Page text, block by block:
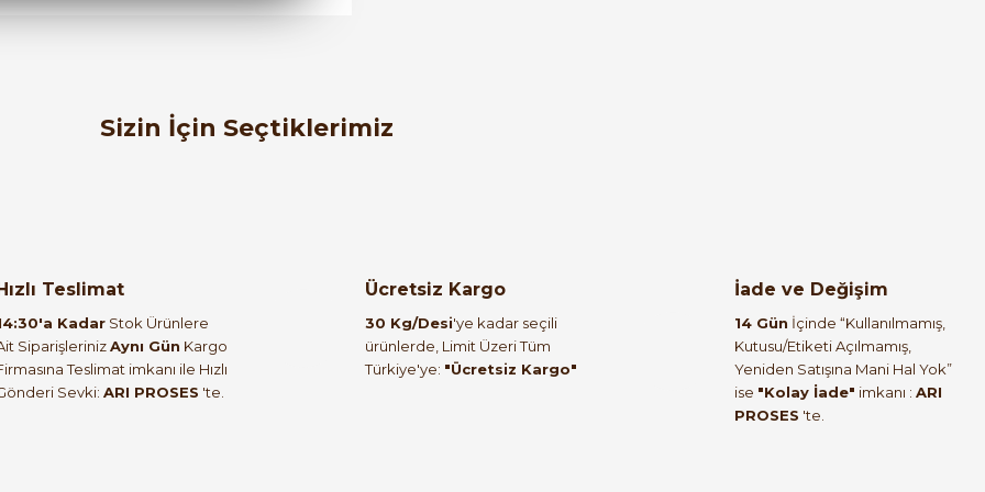
Sizin İçin Seçtiklerimiz
1.680,50 TL
Tükendi
Teslimat
Kadar Stok Ürünlere
SiparişlerinizAynı Gün Kargo
Teslimat imkanı ile Hızlı
Sevki: ARI PROSES 'te.
Ücretsiz Kargo
30 Kg/Desi'ye kadar seçili
ürünlerde, Limit Üzeri Tüm
Türkiye'ye: "Ücretsiz Kargo"
İade ve Değişim
14 Gün İçinde “Kullanılmamış,
Kutusu/Etiketi Açılmamış,
Yeniden Satışına Mani Hal Yok”
ise "Kolay İade" imkanı : ARI
PROSES 'te.